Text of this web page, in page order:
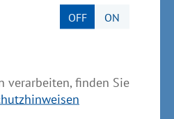
OFF ON
verarbeiten, finden Sie